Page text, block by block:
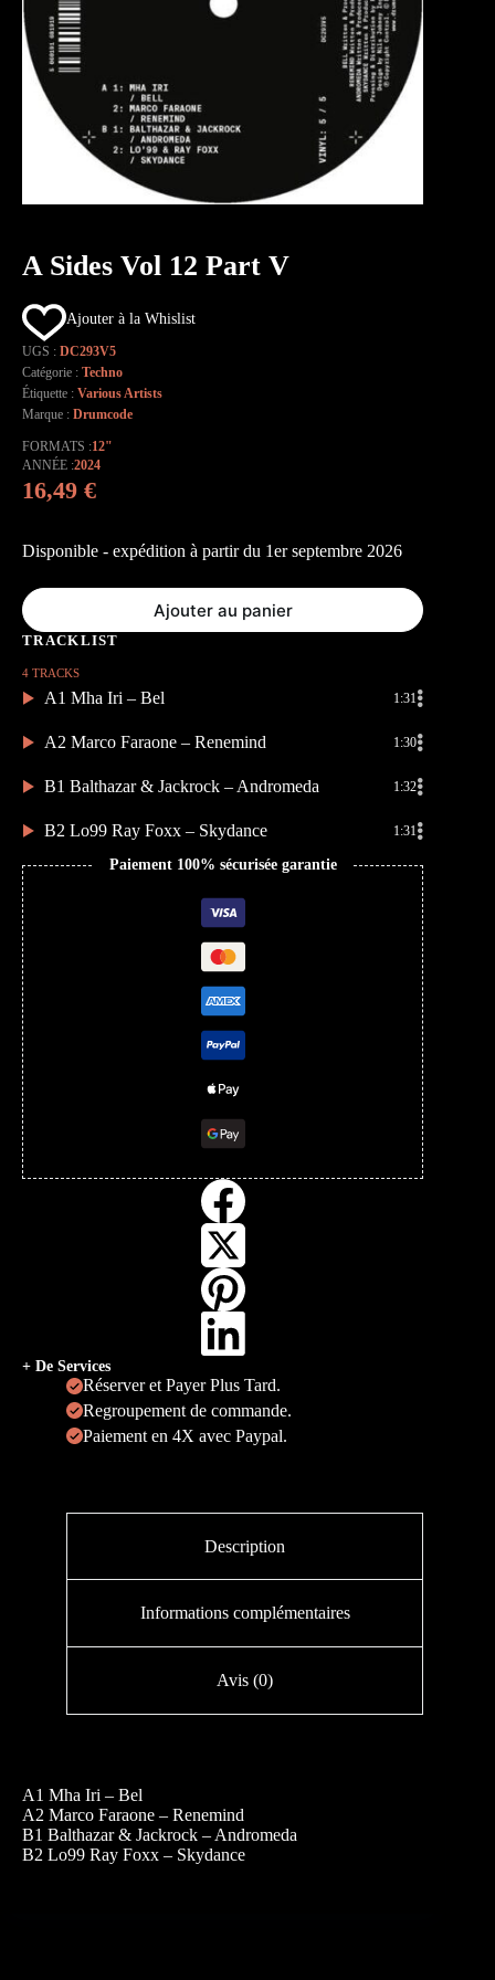
A Sides Vol 12 Part V
Ajouter à la Whislist
UGS : DC293V5
Catégorie : Techno
Étiquette : Various Artists
Marque : Drumcode
FORMATS 12"
ANNÉE 2024
16,49 €
Disponible - expédition à partir du 1er septembre 2026
Ajouter au panier
4 TRACKS
A1 Mha Iri – Bel 1:31
A2 Marco Faraone – Renemind 1:30
B1 Balthazar & Jackrock – Andromeda 1:32
B2 Lo99 Ray Foxx – Skydance 1:31
Paiement 100% sécurisée garantie
+ De Services
Réserver et Payer Plus Tard.
Regroupement de commande.
Paiement en 4X avec Paypal.
Description
Informations complémentaires
Avis (0)
A1 Mha Iri – Bel
A2 Marco Faraone – Renemind
B1 Balthazar & Jackrock – Andromeda
B2 Lo99 Ray Foxx – Skydance